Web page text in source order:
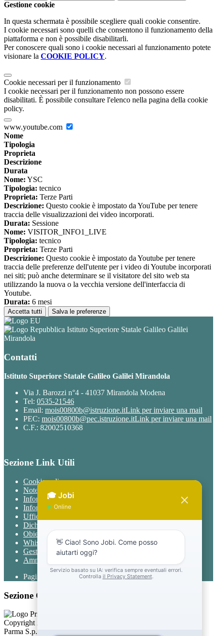
Gestione cookie
In questa schermata è possibile scegliere quali cookie consentire.
I cookie necessari sono quelli che consentono il funzionamento della
piattaforma e non è possibile disabilitarli.
Per conoscere quali sono i cookie necessari al funzionamento potete
visionare la COOKIE POLICY.
Cookie necessari per il funzionamento
I cookie necessari per il funzionamento non possono essere
disabilitati. È possibile consultare l'elenco nella pagina della cookie
policy.
www.youtube.com
Nome
Tipologia
Proprieta
Descrizione
Durata
Nome: YSC
Tipologia: tecnico
Proprieta: Terze Parti
Descrizione: Questo cookie è impostato da YouTube per tenere
traccia delle visualizzazioni dei video incorporati.
Durata: Sessione
Nome: VISITOR_INFO1_LIVE
Tipologia: tecnico
Proprieta: Terze Parti
Descrizione: Questo cookie è impostato da Youtube per tenere
traccia delle preferenze dell'utente per i video di Youtube incorporati
nei siti; può anche determinare se il visitatore del sito web sta
utilizzando la nuova o la vecchia versione dell'interfaccia di
Youtube.
Durata: 6 mesi
Accetta tutti Salva le preferenze
Istituto Superiore Statale Galileo Galilei
Mirandola
Contatti
Istituto Superiore Statale Galileo Galilei Mirandola
Via J. Barozzi n°4 - 41037 Mirandola Modena
Tel: 0535-21546
Email: mois00800b@istruzione.itLink per inviare una mail
PEC: mois00800b@pec.istruzione.itLink per inviare una mail
C.F.: 82002510368
Sezione Link Utili
Cookie policy
Note legali
Informativa Privacy
Informativa Privacy chatbot Jobi
Ufficio Relazioni con il Pubblico
Dichiarazione di accessibilità
Obiettivi di accessibilità
Whistleblowing
Gestione consensi cookie
Amministrazione trasparente
Pagina visualizzata1697volte
Sezione Copyright
Copyright 2026 | Engineered and powered by Gruppo Spaggiari
Parma S.p.A. | Divisione Publishing & New Social Media